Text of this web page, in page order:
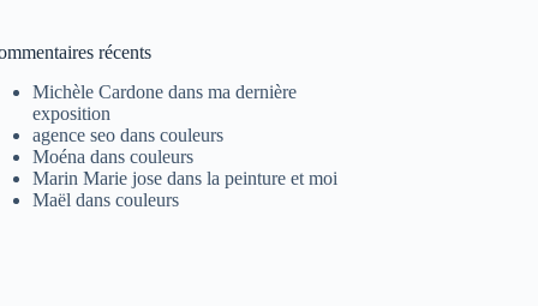
récents
Michèle Cardone dansma dernière
exposition
agence seo danscouleurs
Moéna danscouleurs
Marin Marie jose dansla peinture et moi
Maël danscouleurs